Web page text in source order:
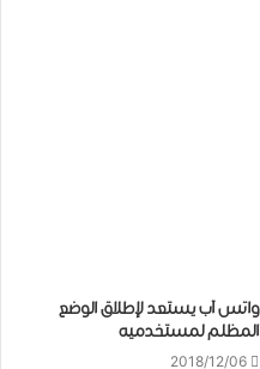
واتس آب يستعد لإطلاق الوضع
المظلم لمستخدميه
2018/12/06